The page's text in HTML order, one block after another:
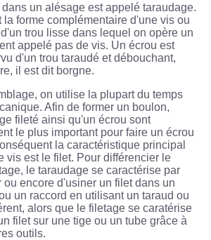
un alésage est appelé taraudage.
la forme complémentaire d'une vis ou
trou lisse dans lequel on opère un
appelé pas de vis. Un écrou est
d'un trou taraudé et débouchant,
il est dit borgne.
on utilise la plupart du temps
Afin de former un boulon,
fileté ainsi qu'un écrou sont
le plus important pour faire un écrou
la caractéristique principal
vis est le filet. Pour différencier le
le taraudage se caractérise par
ou encore d'usiner un filet dans un
un raccord en utilisant un taraud ou
alors que le filetage se caratérise
filet sur une tige ou un tube grâce à
outils.